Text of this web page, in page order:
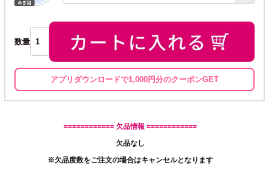
数量
アプリダウンロードで1,000円分のクーポンGET
============ 欠品情報 ============
欠品なし
※欠品度数をご注文の場合はキャンセルとなります